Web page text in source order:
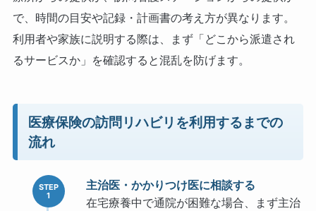
で、時間の目安や記録・計画書の考え方が異なります。
利用者や家族に説明する際は、まず「どこから派遣され
るサービスか」を確認すると混乱を防げます。
医療保険の訪問リハビリを利用するまでの
流れ
主治医・かかりつけ医に相談する
在宅療養中で通院が困難な場合、まず主治